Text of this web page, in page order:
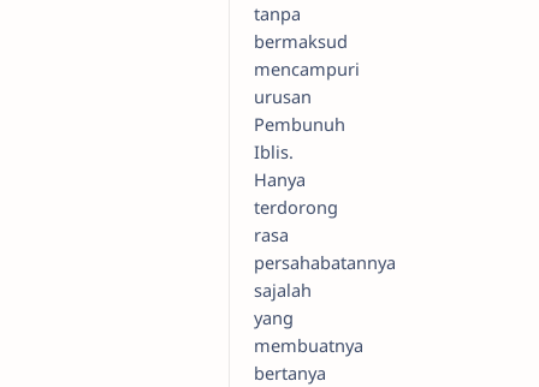
tanpa
bermaksud
mencampuri
urusan
Pembunuh
Iblis.
Hanya
terdorong
rasa
persahabatannya
sajalah
yang
membuatnya
bertanya